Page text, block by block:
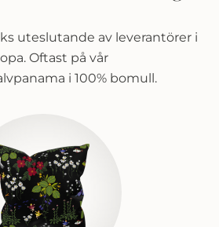
uteslutande av leverantörer i
Oftast på vår
i 100% bomull.